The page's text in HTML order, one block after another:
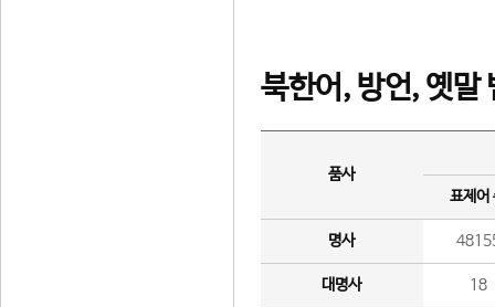
북한어, 방언, 옛말
품사
표제어
명사
대명사 18